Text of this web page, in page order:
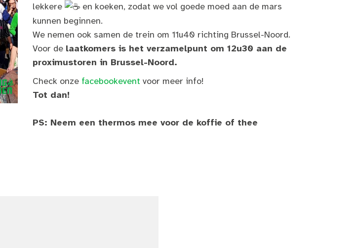
lekkere
en koeken, zodat we vol goede moed aan de mars
kunnen beginnen.
We nemen ook samen de trein om 11u40 richting Brussel-Noord.
Voor de laatkomers is het verzamelpunt om 12u30 aan de
proximustoren in Brussel-Noord.
Check onze facebookevent voor meer info!
Tot dan!
PS: Neem een thermos mee voor de koffie of thee